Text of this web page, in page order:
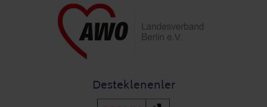
Desteklenenler